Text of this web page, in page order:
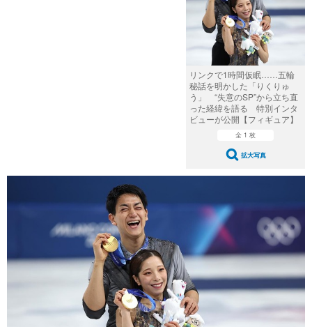
写真
リンクで1時間仮眠……五輪
秘話を明かした「りくりゅ
う」 “失意のSP”から立ち直
った経緯を語る 特別インタ
ビューが公開【フィギュア】
全 1 枚
拡大写真